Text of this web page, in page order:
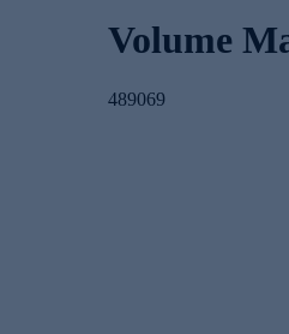
Volume
489069